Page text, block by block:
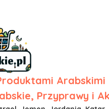
Arabskimi
Przyprawy i